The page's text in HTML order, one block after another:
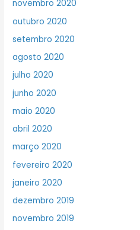
novembro 2020
outubro 2020
setembro 2020
agosto 2020
julho 2020
junho 2020
maio 2020
abril 2020
março 2020
fevereiro 2020
janeiro 2020
dezembro 2019
novembro 2019